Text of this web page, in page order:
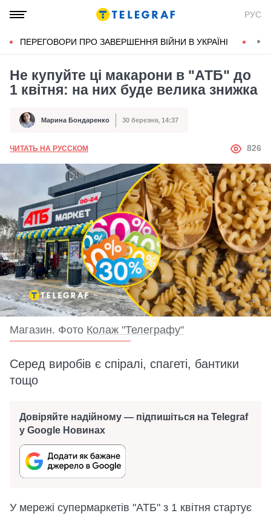
РУС
ПЕРЕГОВОРИ ПРО ЗАВЕРШЕННЯ ВІЙНИ В УКРАЇНІ
Не купуйте ці макарони в "АТБ" до
1 квітня: на них буде велика знижка
Автор Марина Бондаренко
Дата публікації 30 березня, 14:37
ЧИТАТЬ НА РУССКОМ АВТОР
826
Магазин. Фото Колаж "Телеграфу"
Серед виробів є спіралі, спагеті, бантики
тощо
Довіряйте надійному — підпишіться на Telegraf
у Google Новинах
У мережі супермаркетів "АТБ" з 1 квітня стартує